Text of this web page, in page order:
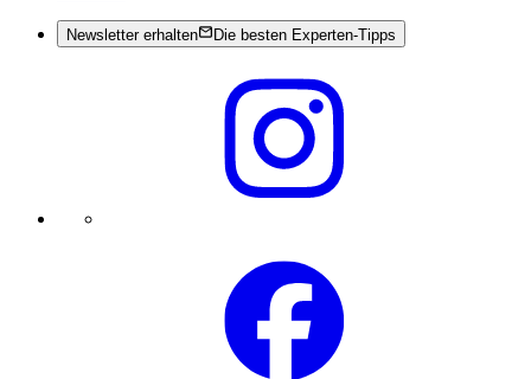
Newsletter erhalten Die besten Experten-Tipps